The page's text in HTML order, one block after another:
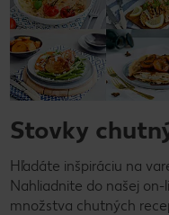
Stovky
Hľadáte inšpiráciu na
Nahliadnite do našej
množstva chutných